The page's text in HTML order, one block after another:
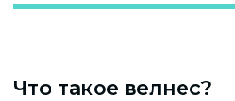
Что такое велнес?